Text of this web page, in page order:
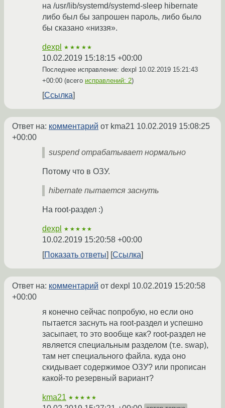
на /usr/lib/systemd/systemd-sleep hibernate
либо был бы запрошен пароль, либо было
бы сказано «низзя».
dexpl ★★★★★
10.02.2019 15:18:15 +00:00
Последнее исправление: dexpl 10.02.2019 15:21:43
+00:00 (всего исправлений: 2)
Ссылка
Ответ на: комментарий от kma21 10.02.2019 15:08:25
+00:00
suspend отрабатывает нормально
Потому что в ОЗУ.
hibernate пытается заснуть
На root-раздел :)
dexpl ★★★★★
10.02.2019 15:20:58 +00:00
Показать ответы
Ссылка
Ответ на: комментарий от dexpl 10.02.2019 15:20:58
+00:00
я конечно сейчас попробую, но если оно
пытается заснуть на root-раздел и успешно
засыпает, то это вообще как? root-раздел не
является специальным разделом (т.е. swap),
там нет специального файла. куда оно
скидывает содержимое ОЗУ? или прописан
какой-то резервный вариант?
kma21 ★★★★★